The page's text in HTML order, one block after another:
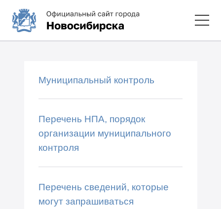
Муниципальный контроль
Перечень НПА, порядок
организации муниципального
контроля
Перечень сведений, которые
могут запрашиваться